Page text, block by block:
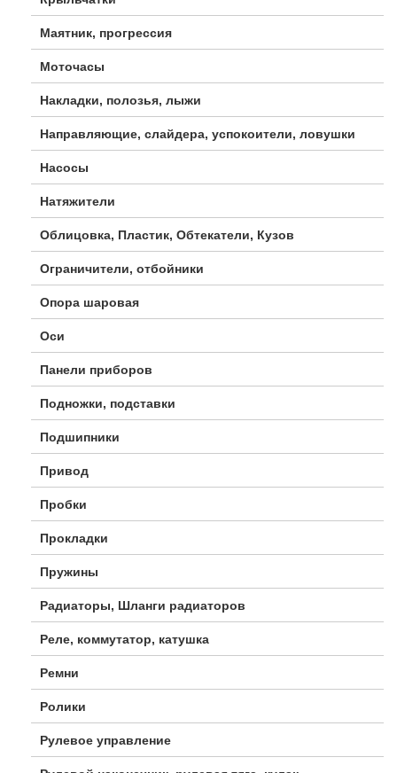
Маятник, прогрессия
Моточасы
Накладки, полозья, лыжи
Направляющие, слайдера, успокоители, ловушки
Насосы
Натяжители
Облицовка, Пластик, Обтекатели, Кузов
Ограничители, отбойники
Опора шаровая
Оси
Панели приборов
Подножки, подставки
Подшипники
Привод
Пробки
Прокладки
Пружины
Радиаторы, Шланги радиаторов
Реле, коммутатор, катушка
Ремни
Ролики
Рулевое управление